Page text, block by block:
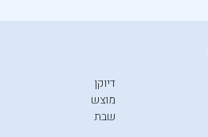
דיוקן
מוצש
שבת